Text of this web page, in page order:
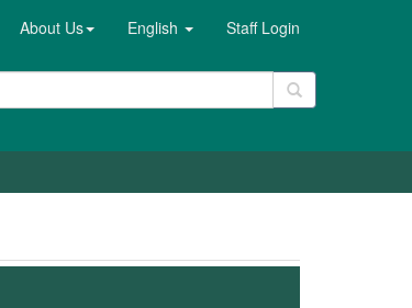
About Us English Staff Login